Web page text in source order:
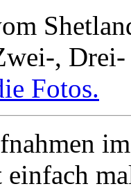
, Drei-
Fotos.
einfach